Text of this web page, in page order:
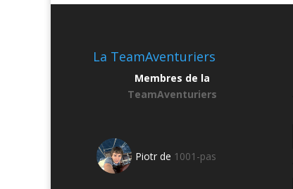
La TeamAventuriers
Membres de la
TeamAventuriers
Piotr de 1001-pas